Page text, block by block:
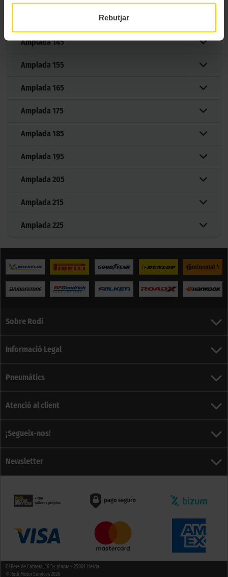
Rebutjar
Amplada145
Amplada 155
Amplada 165
Amplada 175
Amplada 185
Amplada 195
Amplada 205
Amplada 215
Amplada 225
Sobre Rodi
Informació Legal
Pneumàtics
Atenció al client
¡Segueix-nos!
Newsletter
C/Pere de Cabrera, 16 5ª planta - 25001 Lleida
© Rodi Motor Services 2026